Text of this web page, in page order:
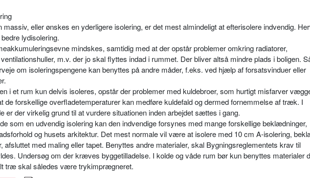
eller ønskes en yderligere isolering, er det mest almindeligt at efterisolere indvendig.
lydisolering.
mindskes, samtidig med at der opstår problemer omkring radiatorer,
m.v. der jo skal flyttes indad i rummet. Der bliver altså mindre plads i boligen.
om isoleringspengene kan benyttes på andre måder, f.eks. ved hjælp af forsatsvinduer eller
i et rum kun delvis isoleres, opstår der problemer med kuldebroer, som hurtigt misfarver
de forskellige overfladetemperaturer kan medføre kuldefald og dermed fornemmelse af træk. I
er der virkelig grund til at vurdere situationen inden arbejdet sættes i gang.
som en udvendig isolering kan den indvendige forsynes med mange forskellige beklædninger,
og husets arkitektur. Det mest normale vil være at isolere med 10 cm A-isolering,
afsluttet med maling eller tapet. Benyttes andre materialer, skal Bygningsreglementets krav til
Undersøg om der kræves byggetilladelse. I kolde og våde rum bør kun benyttes materialer
træ skal således være trykimprægneret.